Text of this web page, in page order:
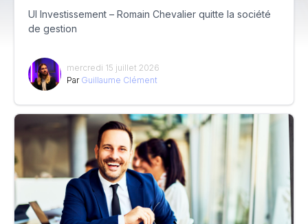
UI Investissement – Romain Chevalier quitte la société
de gestion
mercredi 15 juillet 2026
Par Guillaume Clément